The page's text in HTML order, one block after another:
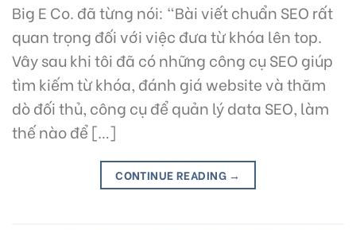
Big E Co. đã từng nói: “Bài viết chuẩn SEO rất
quan trọng đối với việc đưa từ khóa lên top.
Vây sau khi tôi đã có những công cụ SEO giúp
tìm kiếm từ khóa, đánh giá website và thăm
dò đối thủ, công cụ để quản lý data SEO, làm
thế nào để […]
CONTINUE READING →